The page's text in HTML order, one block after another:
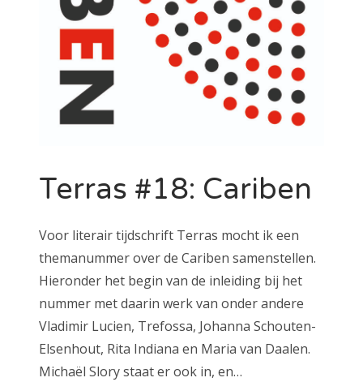
Terras #18: Cariben
Voor literair tijdschrift Terras mocht ik een
themanummer over de Cariben samenstellen.
Hieronder het begin van de inleiding bij het
nummer met daarin werk van onder andere
Vladimir Lucien, Trefossa, Johanna Schouten-
Elsenhout, Rita Indiana en Maria van Daalen.
Michaël Slory staat er ook in, en…